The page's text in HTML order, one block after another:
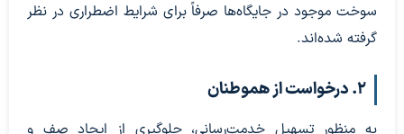
سوخت موجود در جایگاه‌ها صرفاً برای شرایط اضطراری در نظر
گرفته شده‌اند.
۲. درخواست از هموطنان
به منظور تسهیل خدمت‌رسانی، جلوگیری از ایجاد صف و